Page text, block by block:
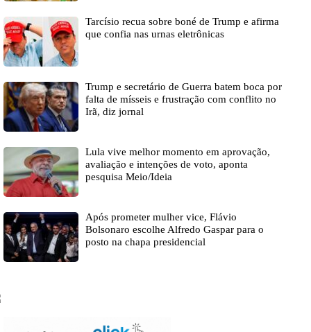
Tarcísio recua sobre boné de Trump e afirma
que confia nas urnas eletrônicas
Trump e secretário de Guerra batem boca por
falta de mísseis e frustração com conflito no
Irã, diz jornal
Lula vive melhor momento em aprovação,
avaliação e intenções de voto, aponta
pesquisa Meio/Ideia
Após prometer mulher vice, Flávio
Bolsonaro escolhe Alfredo Gaspar para o
posto na chapa presidencial